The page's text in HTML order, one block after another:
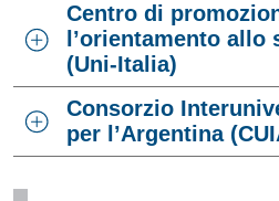
Centro di
l’orientamento
(Uni-Italia)
Consorzio
per l’Argentina